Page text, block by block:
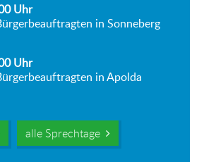
Uhr
in Sonneberg
Uhr
in Apolda
alle Sprechtage